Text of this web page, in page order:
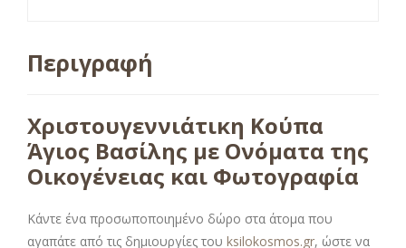
Περιγραφή
Χριστουγεννιάτικη Κούπα
Άγιος Βασίλης με Ονόματα της
Οικογένειας και Φωτογραφία
Κάντε ένα προσωποποιημένο δώρο στα άτομα που
αγαπάτε από τις δημιουργίες του ksilokosmos.gr, ώστε να